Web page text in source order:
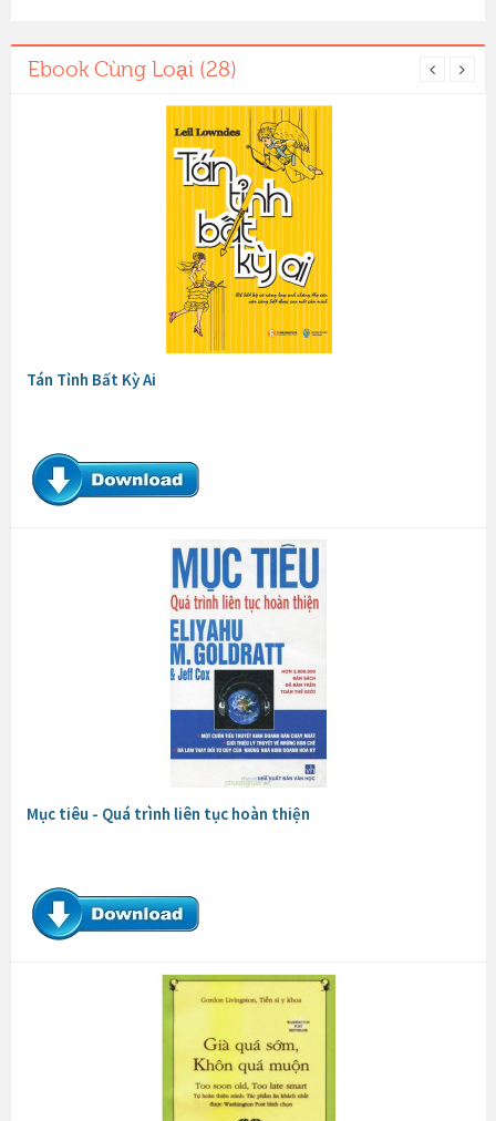
Ebook Cùng Loại (28)
Tán Tỉnh Bất Kỳ Ai
Mục tiêu - Quá trình liên tục hoàn thiện